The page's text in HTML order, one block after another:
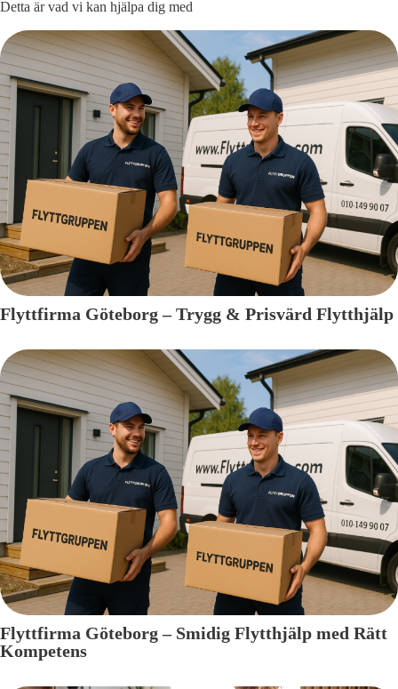
Detta är vad vi kan hjälpa dig med
Flyttfirma Göteborg – Trygg & Prisvärd Flytthjälp
Flyttfirma Göteborg – Smidig Flytthjälp med Rätt
Kompetens